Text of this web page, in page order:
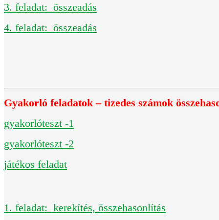
3. feladat: összeadás
4. feladat: összeadás
Gyakorló feladatok – tizedes számok
gyakorlóteszt -1
gyakorlóteszt -2
játékos feladat
1. feladat: kerekítés, összehasonlítás